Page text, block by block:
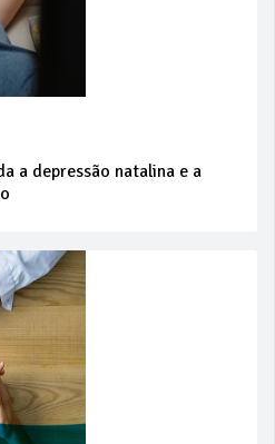
a depressão natalina e a